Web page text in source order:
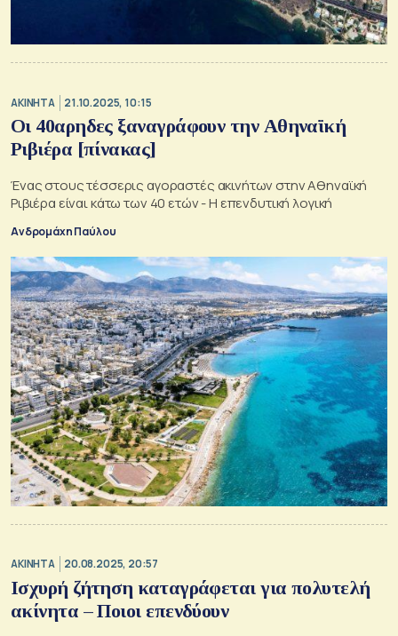
ΑΚΙΝΗΤΑ 21.10.2025, 10:15
Οι 40αρηδες ξαναγράφουν την Αθηναϊκή
Ριβιέρα [πίνακας]
Ένας στους τέσσερις αγοραστές ακινήτων στην Αθηναϊκή
Ριβιέρα είναι κάτω των 40 ετών - Η επενδυτική λογική
Ανδρομάχη Παύλου
ΑΚΙΝΗΤΑ 20.08.2025, 20:57
Ισχυρή ζήτηση καταγράφεται για πολυτελή
ακίνητα – Ποιοι επενδύουν